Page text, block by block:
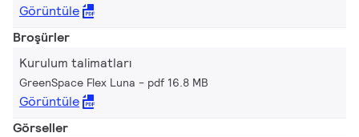
Görüntüle
Broşürler
Kurulum talimatları
GreenSpace Flex Luna pdf 16.8 MB
Görüntüle
Görseller